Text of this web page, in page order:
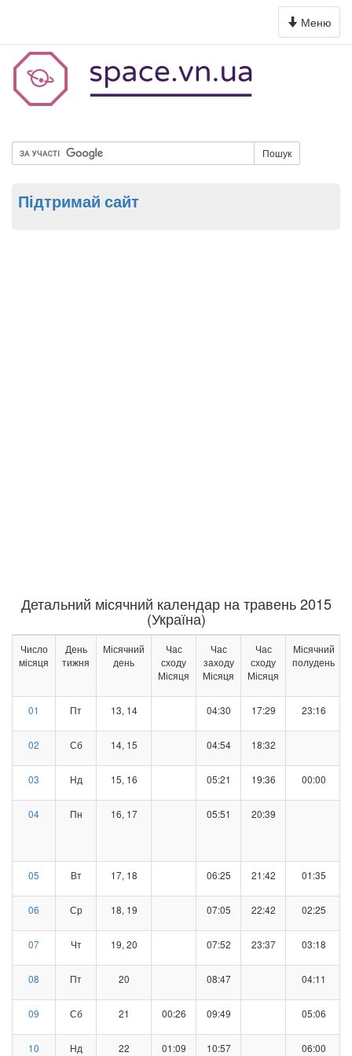
Toggle
navigation
Меню
Пошук
Підтримай сайт
Детальний місячний календар на травень 2015
(Україна)
Число
місяця
День
тижня
Місячний
день
Час
сходу
Місяця
Час
заходу
Місяця
Час
сходу
Місяця
Місячний
полудень
01 Пт 13, 14 04:30 17:29 23:16
02 Сб 14, 15 04:54 18:32
03 Нд 15, 16 05:21 19:36 00:00
04 Пн 16, 17 05:51 20:39
05 Вт 17, 18 06:25 21:42 01:35
06 Ср 18, 19 07:05 22:42 02:25
07 Чт 19, 20 07:52 23:37 03:18
08 Пт 20 08:47 04:11
09 Сб 21 00:26 09:49 05:06
10 Нд 22 01:09 10:57 06:00